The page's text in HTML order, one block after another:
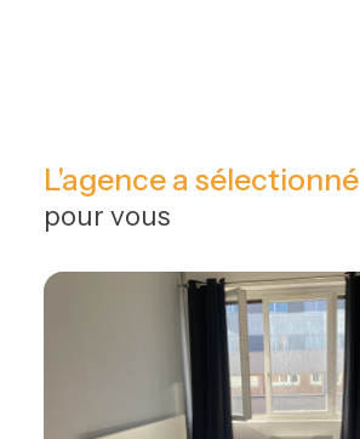
L'agence a sélectionné
pour vous